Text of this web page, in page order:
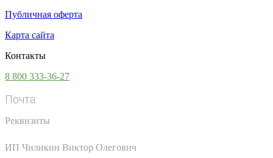
Публичная оферта
Карта сайта
Контакты
8 800 333-36-27
Почта:
Реквизиты
ИП Чиликин Виктор Олегович